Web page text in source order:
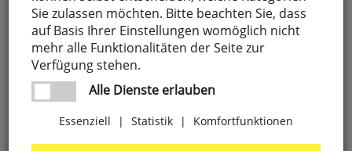
Sie zulassen möchten. Bitte beachten Sie, dass
auf Basis Ihrer Einstellungen womöglich nicht
mehr alle Funktionalitäten der Seite zur
Verfügung stehen.
Alle Dienste erlauben
Essenziell | Statistik | Komfortfunktionen